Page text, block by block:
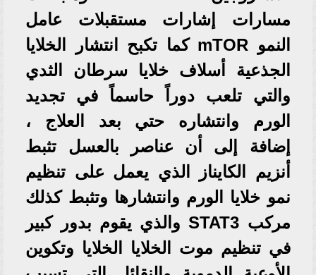
مسارات إشارات مستقبلات عامل
النمو mTOR كما تكبح انتشار الخلايا
الجذعية أسلاف خلايا سرطان الثدي
والتي تلعب دوراً حاسماً في تجديد
الورم وانتشاره حتي بعد العلاج ،
إضافة إلى أن عناصر بالعسل تثبط
أنزيم الكايناز الذي يعمل على تنظيم
نمو خلايا الورم وانتشارها وتثبط كذلك
مركب STAT3 والذي يقوم بدور كبير
في تنظيم موت الخلايا الخلايا وتكوين